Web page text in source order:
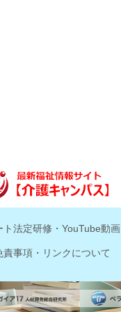
法定研修・YouTube動画
責事項・リンクについて